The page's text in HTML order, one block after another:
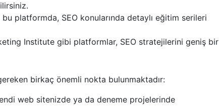
platformda, SEO konularında detaylı eğitim serileri
Institute gibi platformlar, SEO stratejilerini geniş bir
birkaç önemli nokta bulunmaktadır:
web sitenizde ya da deneme projelerinde